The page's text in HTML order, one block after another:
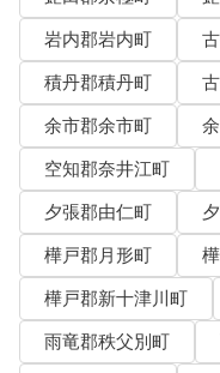
岩内郡岩内町
積丹郡積丹町
余市郡余市町
空知郡奈井江町
夕張郡由仁町
樺戸郡月形町
樺戸郡新十津川町
雨竜郡秩父別町